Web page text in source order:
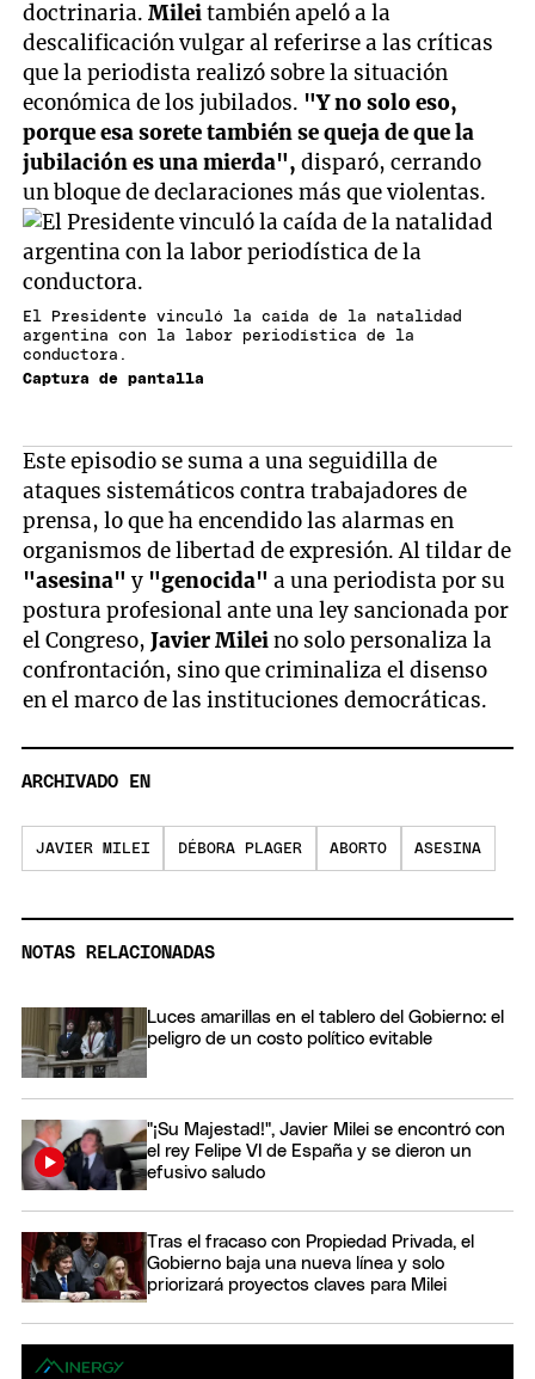
doctrinaria.Mileitambién apeló a la
descalificación vulgar al referirse a las críticas
que la periodista realizó sobre la situación
económica de los jubilados. "Y no solo eso,
porque esa sorete también se queja de que la
jubilación es una mierda", disparó, cerrando
un bloque de declaraciones más que violentas.
El Presidente vinculó la caída de la natalidad
argentina con la labor periodística de la
conductora.
Captura de pantalla
Este episodio se suma a una seguidilla de
ataques sistemáticos contra trabajadores de
prensa, lo que ha encendido las alarmas en
organismos de libertad de expresión. Al tildar de
"asesina" y "genocida" a una periodista por su
postura profesional ante una ley sancionada por
el Congreso,Javier Mileino solo personaliza la
confrontación, sino que criminaliza el disenso
en el marco de las instituciones democráticas.
ARCHIVADO EN
JAVIER MILEI DÉBORA PLAGER ABORTO ASESINA
NOTAS RELACIONADAS
Luces amarillas en el tablero del Gobierno: el
peligro de un costo político evitable
"¡Su Majestad!", Javier Milei se encontró con
el rey Felipe VI de España y se dieron un
efusivo saludo
Tras el fracaso con Propiedad Privada, el
Gobierno baja una nueva línea y solo
priorizará proyectos claves para Milei